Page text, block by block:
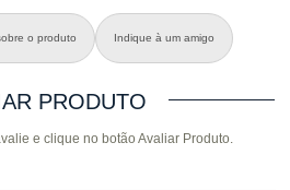
Varejo: R$ 4.050,70
Atacado:
(Apenas
10 x de R$ 255,09
COMPRAR
o produto Indique à um amigo
PRODUTO
e clique no botão Avaliar Produto.